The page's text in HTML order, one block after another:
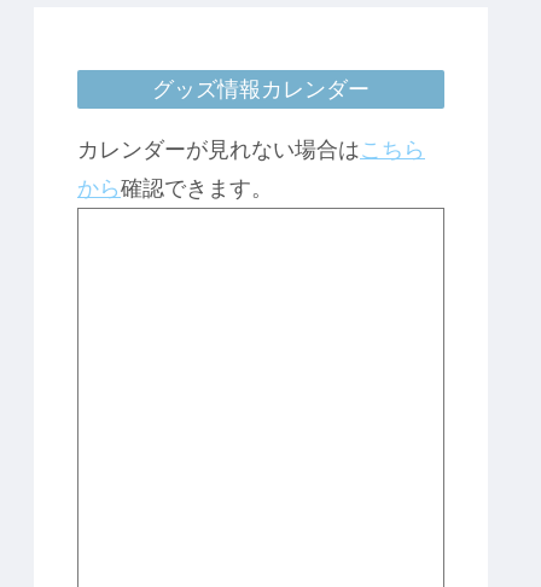
グッズ情報カレンダー
カレンダーが見れない場合はこちら
から確認できます。